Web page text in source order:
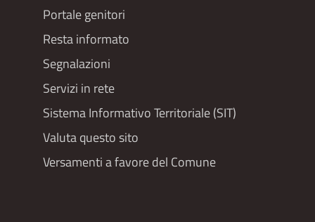
Portale genitori
Resta informato
Segnalazioni
Servizi in rete
Sistema Informativo Territoriale (SIT)
Valuta questo sito
Versamenti a favore del Comune